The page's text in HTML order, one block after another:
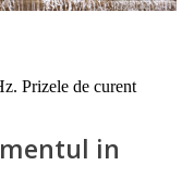
Prizele de curent
in